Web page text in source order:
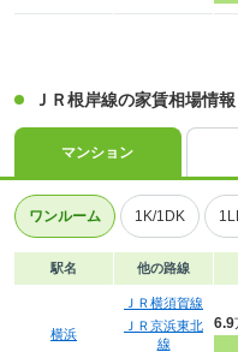
ＪＲ根岸線の家賃相場情報
マンション
ワンルーム 1K/1DK
駅名 他の路線
横浜
ＪＲ横須賀線
ＪＲ京浜東北
線
6.9